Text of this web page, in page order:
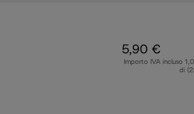
5,90 €
Importo IVA incluso
di